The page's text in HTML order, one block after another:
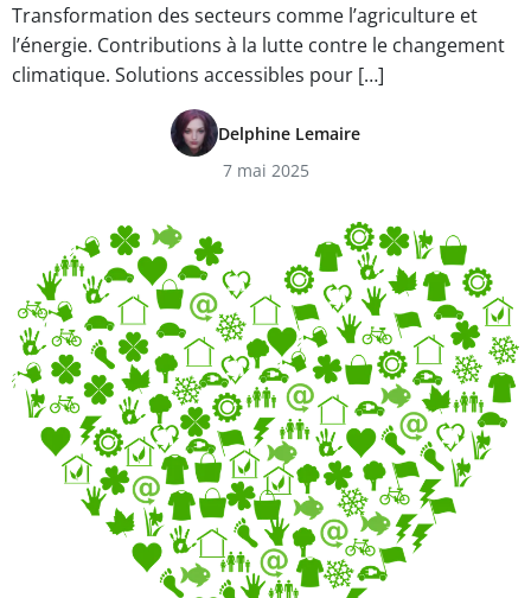
Transformation des secteurs comme l’agriculture et
l’énergie. Contributions à la lutte contre le changement
climatique. Solutions accessibles pour […]
Delphine Lemaire
7 mai 2025